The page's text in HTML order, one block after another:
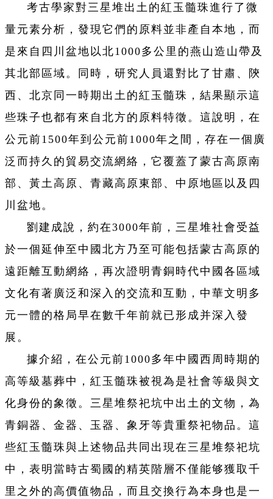
考古學家對三星堆出土的紅玉髓珠進行了微
量元素分析，發現它們的原料並非產自本地，而
是來自四川盆地以北1000多公里的燕山造山帶及
其北部區域。同時，研究人員還對比了甘肅、陝
西、北京同一時期出土的紅玉髓珠，結果顯示這
些珠子也都有來自北方的原料特徵。這說明，在
公元前1500年到公元前1000年之間，存在一個廣
泛而持久的貿易交流網絡，它覆蓋了蒙古高原南
部、黃土高原、青藏高原東部、中原地區以及四
川盆地。
劉建成說，約在3000年前，三星堆社會受益
於一個延伸至中國北方乃至可能包括蒙古高原的
遠距離互動網絡，再次證明青銅時代中國各區域
文化有著廣泛和深入的交流和互動，中華文明多
元一體的格局早在數千年前就已形成并深入發
展。
據介紹，在公元前1000多年中國西周時期的
高等級墓葬中，紅玉髓珠被視為是社會等級與文
化身份的象徵。三星堆祭祀坑中出土的文物，為
青銅器、金器、玉器、象牙等貴重祭祀物品。這
些紅玉髓珠與上述物品共同出現在三星堆祭祀坑
中，表明當時古蜀國的精英階層不僅能够獲取千
里之外的高價值物品，而且交換行為本身也是一